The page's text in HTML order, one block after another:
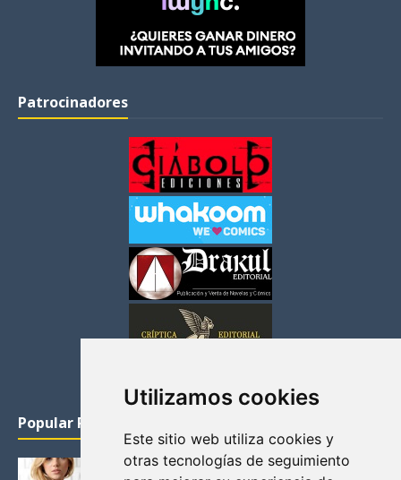
Utilizamos cookies
Este sitio web utiliza cookies y
otras tecnologías de seguimiento
Patrocinadores
Popular Posts
KATHERYN WINNICK: LA ACTRIZ MAS GUAPA DE